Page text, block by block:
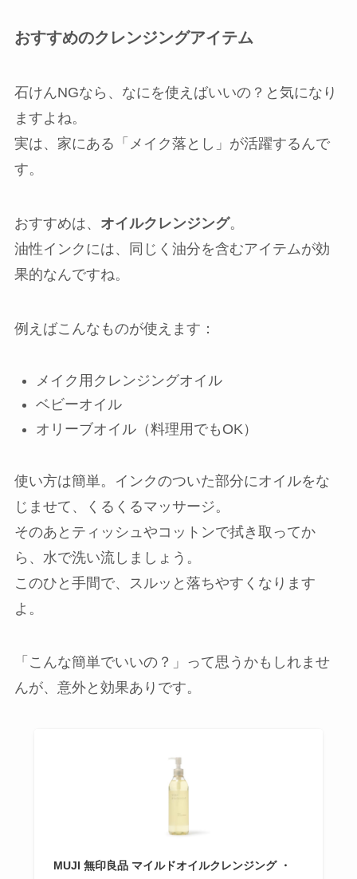
おすすめのクレンジングアイテム
石けんNGなら、なにを使えばいいの？と気になり
ますよね。
実は、家にある「メイク落とし」が活躍するんで
す。
おすすめは、 オイルクレンジング。
油性インクには、同じく油分を含むアイテムが効
果的なんですね。
例えばこんなものが使えます：
メイク用クレンジングオイル
ベビーオイル
オリーブオイル（料理用でもOK）
使い方は簡単。インクのついた部分にオイルをな
じませて、くるくるマッサージ。
そのあとティッシュやコットンで拭き取ってか
ら、水で洗い流しましょう。
このひと手間で、スルッと落ちやすくなります
よ。
「こんな簡単でいいの？」って思うかもしれませ
んが、意外と効果ありです。
MUJI 無印良品 マイルドオイルクレンジング ・